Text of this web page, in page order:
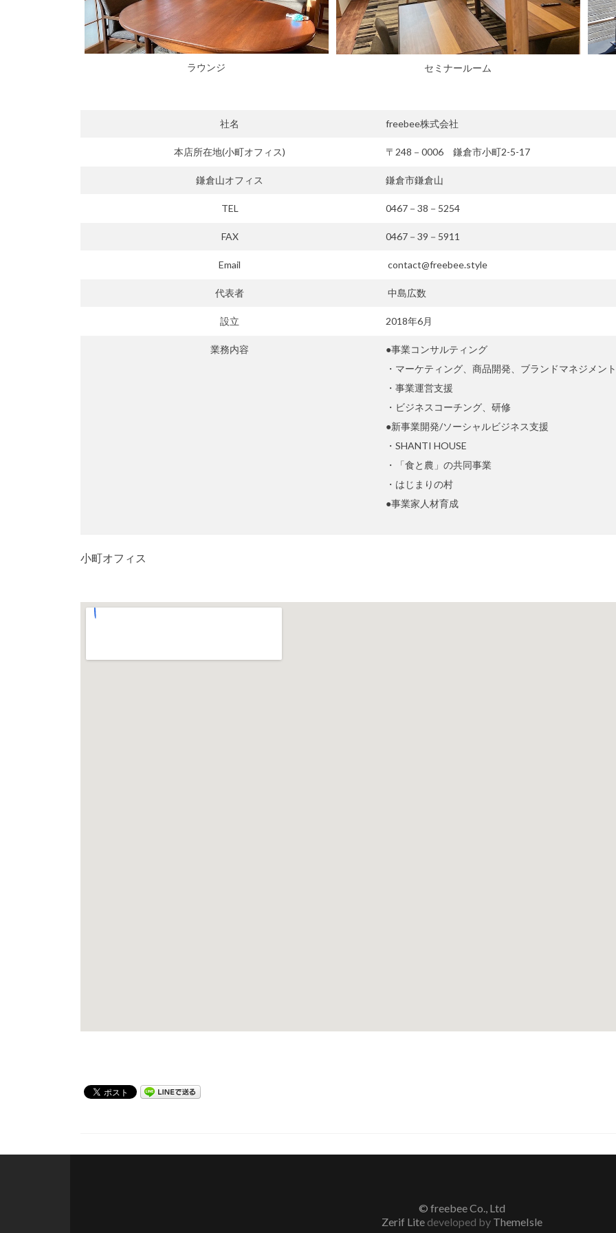
ラウンジ セミナールーム
社名 freebee株式会社
本店所在地(小町オフィス) 〒248－0006 鎌倉市小町2-5-17
鎌倉山オフィス 鎌倉市鎌倉山
TEL 0467－38－5254
FAX 0467－39－5911
Email contact@freebee.style
代表者 中島広数
設立 2018年6月
業務内容
●事業コンサルティング
・マーケティング、商品開発、ブランドマネジメン
・事業運営支援
・ビジネスコーチング、研修
●新事業開発/ソーシャルビジネス支援
・SHANTI HOUSE
・「食と農」の共同事業
・はじまりの村
●事業家人材育成
小町オフィス
© freebee Co., Ltd
Zerif Lite developed by ThemeIsle